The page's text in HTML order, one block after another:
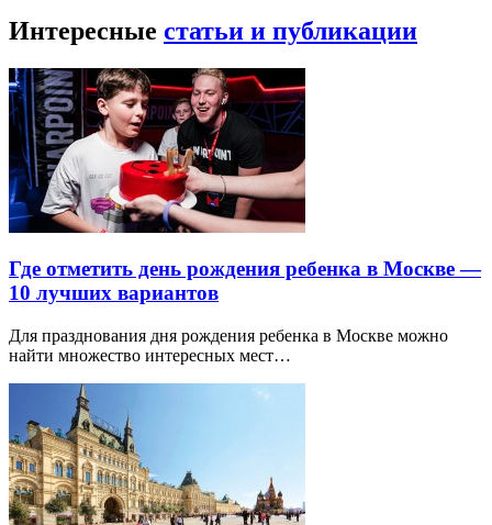
Интересные статьи и публикации
Где отметить день рождения ребенка в Москве —
10 лучших вариантов
Для празднования дня рождения ребенка в Москве можно
найти множество интересных мест…